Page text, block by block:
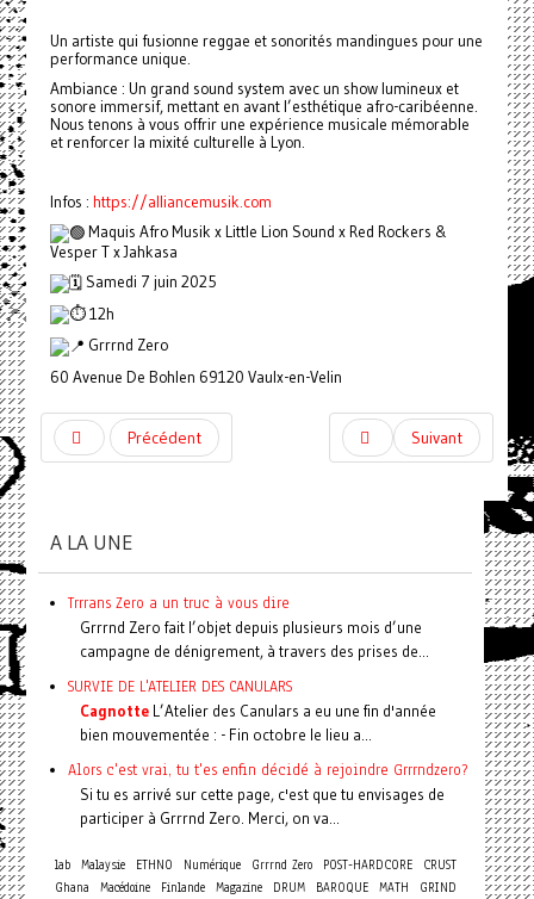
Un artiste qui fusionne reggae et sonorités mandingues pour une
performance unique.
Ambiance : Un grand sound system avec un show lumineux et
sonore immersif, mettant en avant l’esthétique afro-caribéenne.
Nous tenons à vous offrir une expérience musicale mémorable
et renforcer la mixité culturelle à Lyon.
Infos : https://alliancemusik.com
Maquis Afro Musik x Little Lion Sound x Red Rockers &
Vesper T x Jahkasa
Samedi 7 juin 2025
12h
Grrrnd Zero
60 Avenue De Bohlen 69120 Vaulx-en-Velin
Précédent Suivant
A LA UNE
Trrrans Zero a un truc à vous dire
Grrrnd Zero fait l’objet depuis plusieurs mois d’une
campagne de dénigrement, à travers des prises de...
SURVIE DE L'ATELIER DES CANULARS
CagnotteL’Atelier des Canulars a eu une fin d'année
bien mouvementée : - Fin octobre le lieu a...
Alors c'est vrai, tu t'es enfin décidé à rejoindre Grrrndzero?
Si tu es arrivé sur cette page, c'est que tu envisages de
participer à Grrrnd Zero. Merci, on va...
lab Malaysie ETHNO Numérique Grrrnd Zero POST-HARDCORE
CRUST
Ghana
Macédoine Finlande Magazine DRUM BAROQUE MATH GRIND